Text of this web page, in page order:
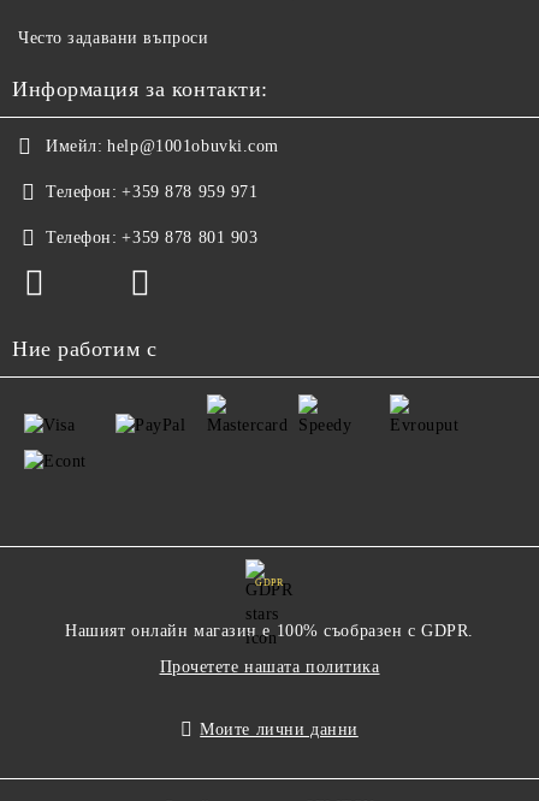
Често задавани въпроси
Информация за контакти:
Имейл: help@1001obuvki.com
Телефон: +359 878 959 971
Телефон: +359 878 801 903
Ние работим с
GDPR
Нашият онлайн магазин е 100% съобразен с GDPR.
Прочетете нашата политика
Моите лични данни